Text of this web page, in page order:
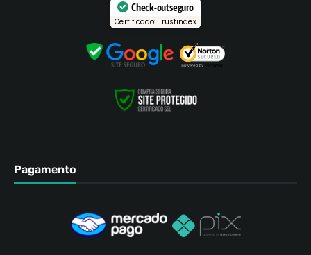
Check-out seguro
Certificado: Trustindex
Pagamento